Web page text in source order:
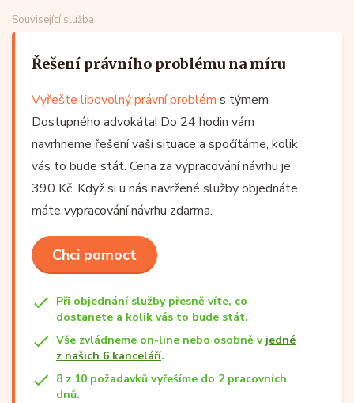
Související služba
Řešení právního problému na míru
Vyřešte libovolný právní problém s týmem
Dostupného advokáta! Do 24 hodin vám
navrhneme řešení vaší situace a spočítáme, kolik
vás to bude stát. Cena za vypracování návrhu je
390 Kč. Když si u nás navržené služby objednáte,
máte vypracování návrhu zdarma.
Chci pomoct
Při objednání služby přesně víte, co
dostanete a kolik vás to bude stát.
Vše zvládneme on-line nebo osobně v jedné
z našich 6 kanceláří.
8 z 10 požadavků vyřešíme do 2 pracovních
dnů.